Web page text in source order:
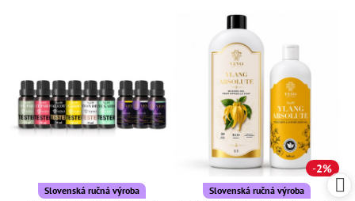
Slovenská ručná výroba
2%
Slovenská ručná výroba